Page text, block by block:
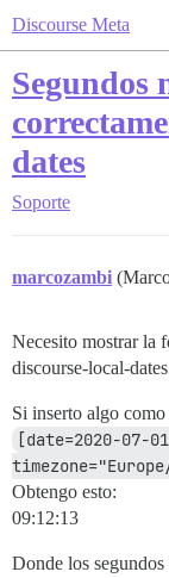
Discourse Meta
Segundos
dates
Soporte
marcozambi
Necesito mostrar la
discourse-local-
Si inserto algo como
[date=2020-07-
Obtengo esto:
09:12:13
Donde los